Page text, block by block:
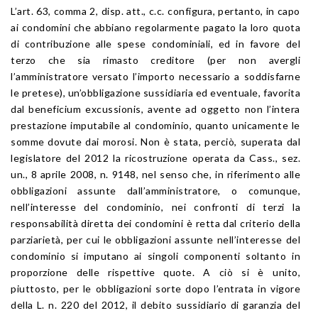
L’art. 63, comma 2, disp. att., c.c. configura, pertanto, in capo
ai condomini che abbiano regolarmente pagato la loro quota
di contribuzione alle spese condominiali, ed in favore del
terzo che sia rimasto creditore (per non avergli
l’amministratore versato l’importo necessario a soddisfarne
le pretese), un’obbligazione sussidiaria ed eventuale, favorita
dal beneficium excussionis, avente ad oggetto non l’intera
prestazione imputabile al condominio, quanto unicamente le
somme dovute dai morosi. Non è stata, perciò, superata dal
legislatore del 2012 la ricostruzione operata da Cass., sez.
un., 8 aprile 2008, n. 9148, nel senso che, in riferimento alle
obbligazioni assunte dall’amministratore, o comunque,
nell’interesse del condominio, nei confronti di terzi la
responsabilità diretta dei condomini è retta dal criterio della
parziarietà, per cui le obbligazioni assunte nell’interesse del
condominio si imputano ai singoli componenti soltanto in
proporzione delle rispettive quote. A ciò si è unito,
piuttosto, per le obbligazioni sorte dopo l’entrata in vigore
della L. n. 220 del 2012, il debito sussidiario di garanzia del